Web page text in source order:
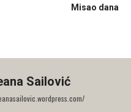
Misao dana
Sailović